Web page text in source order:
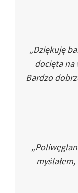
„Dziękuję
docięta na
Bardzo